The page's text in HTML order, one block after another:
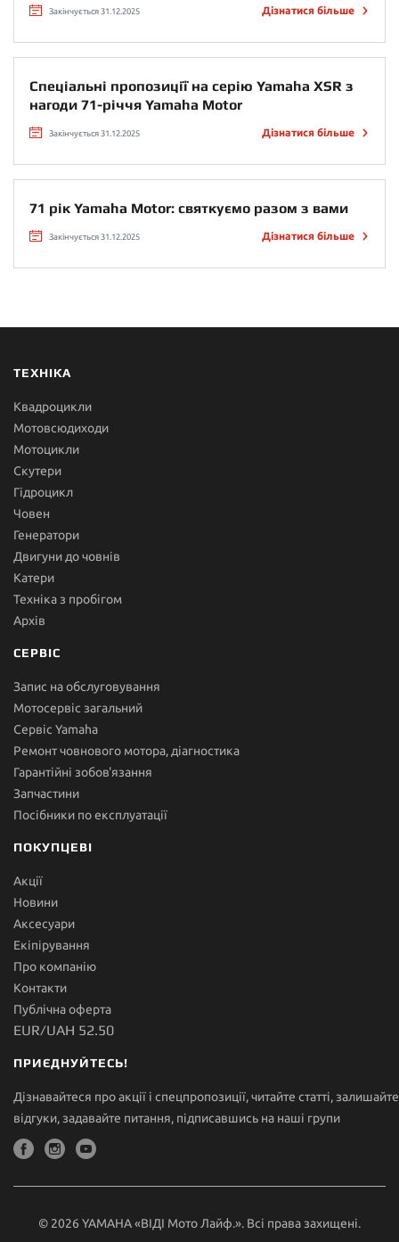
Закінчується 31.12.2025 Дізнатися більше
Спеціальні пропозиції на серію Yamaha XSR з
нагоди 71-річчя Yamaha Motor
Закінчується 31.12.2025 Дізнатися більше
71 рік Yamaha Motor: святкуємо разом з вами
Закінчується 31.12.2025 Дізнатися більше
ТЕХНІКА
Квадроцикли
Мотовсюдиходи
Мотоцикли
Скутери
Гідроцикл
Човен
Генератори
Двигуни до човнів
Катери
Техніка з пробігом
Архів
СЕРВІС
Запис на обслуговування
Мотосервіс загальний
Сервіс Yamaha
Ремонт човнового мотора, діагностика
Гарантійні зобов'язання
Запчастини
Посібники по експлуатації
ПОКУПЦЕВІ
Акції
Новини
Аксесуари
Екіпірування
Про компанію
Контакти
Публічна оферта
EUR/UAH 52.50
ПРИЄДНУЙТЕСЬ!
Дізнавайтеся про акції і спецпропозиції, читайте статті, залишайте
відгуки, задавайте питання, підписавшись на наші групи
© 2026 YAMAHA «ВІДІ Мото Лайф.». Всі права захищені.